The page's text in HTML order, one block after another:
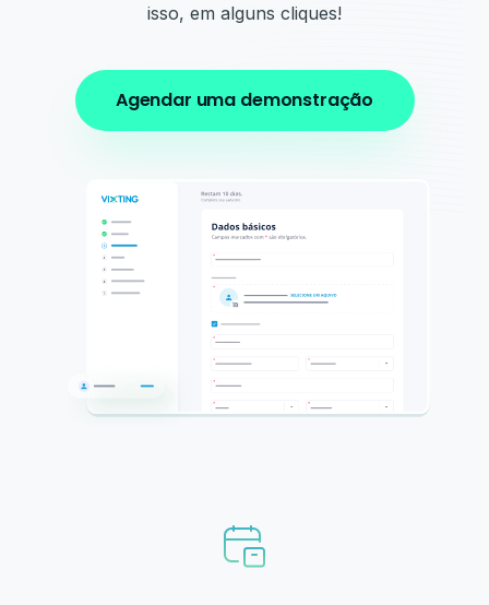
isso, em alguns cliques!
Agendar uma demonstração